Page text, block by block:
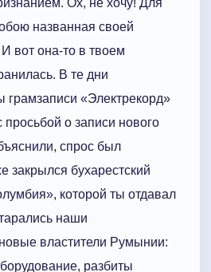
Ох, не хочу! Для
названная своей
вот она-то в твоем
В те дни
грамзаписи «Электрекорд»
просьбой о записи нового
спрос был
закрылся бухарестский
которой ты отдавал
наши
властители Румынии:
разбиты